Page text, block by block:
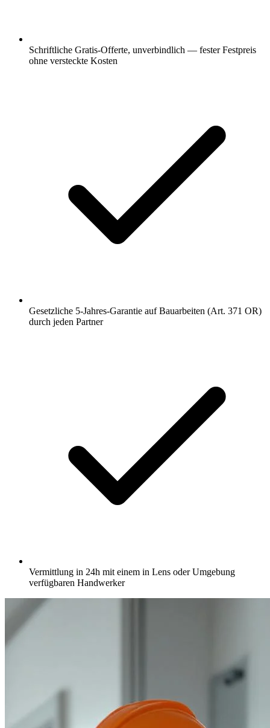
Schriftliche Gratis-Offerte, unverbindlich — fester Festpreis
ohne versteckte Kosten
Gesetzliche 5-Jahres-Garantie auf Bauarbeiten (Art. 371 OR)
durch jeden Partner
Vermittlung in 24h mit einem in Lens oder Umgebung
verfügbaren Handwerker